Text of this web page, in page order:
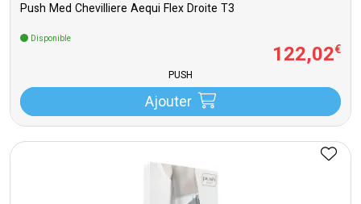
Push Med Chevilliere Aequi Flex Droite T3
Disponible
122,02€
PUSH
Ajouter